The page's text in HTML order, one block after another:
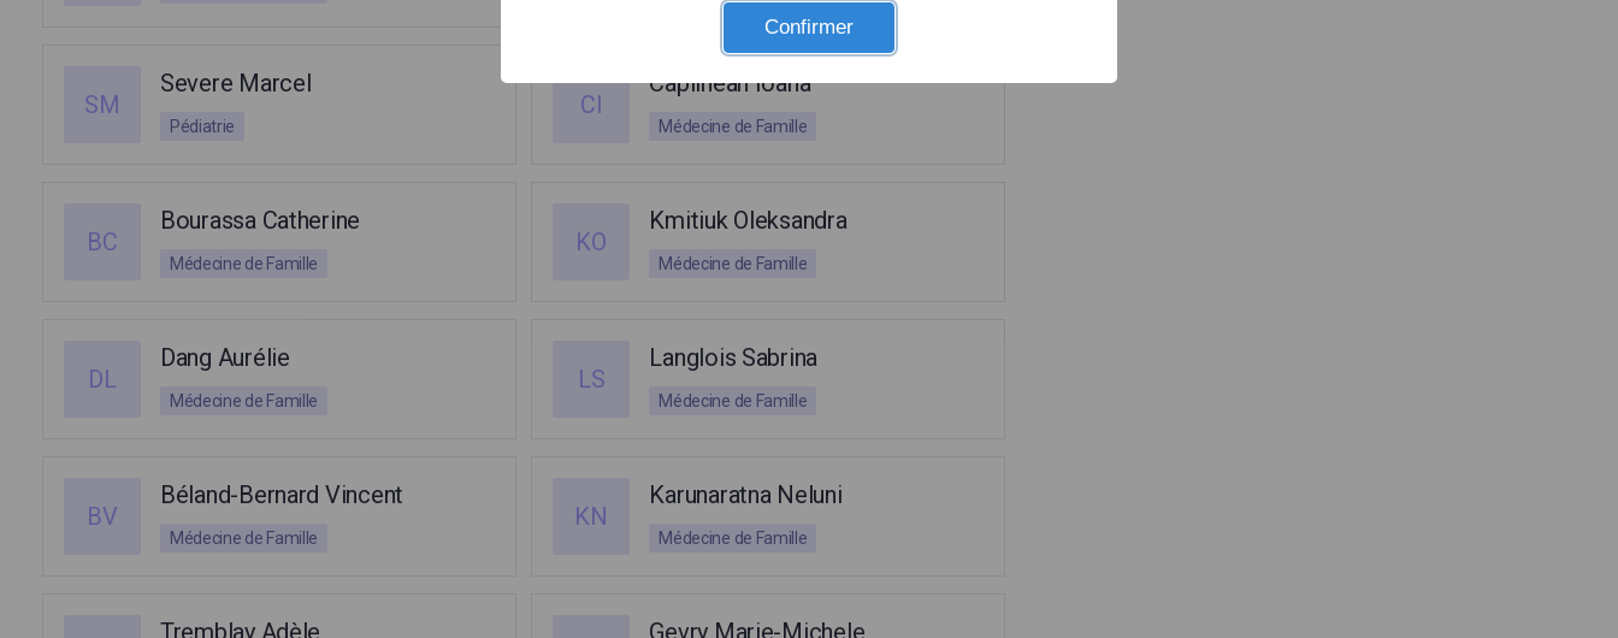
SM
Severe Marcel
Pédiatrie
CI
Capilnean Ioana
Médecine de Famille
BC
Bourassa Catherine
Médecine de Famille
KO
Kmitiuk Oleksandra
Médecine de Famille
DL
Dang Aurélie
Médecine de Famille
LS
Langlois Sabrina
Médecine de Famille
BV
Béland-Bernard Vincent
Médecine de Famille
KN
Karunaratna Neluni
Médecine de Famille
Tremblay Adèle Gevry Marie-Michele
Confirmer